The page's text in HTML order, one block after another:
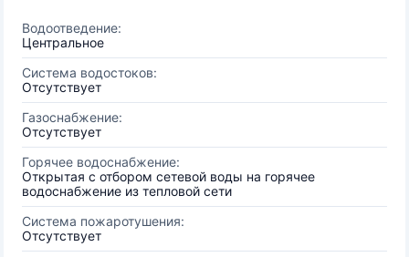
Водоотведение:
Центральное
Система водостоков:
Отсутствует
Газоснабжение:
Отсутствует
Горячее водоснабжение:
Открытая с отбором сетевой воды на горячее
водоснабжение из тепловой сети
Система пожаротушения:
Отсутствует